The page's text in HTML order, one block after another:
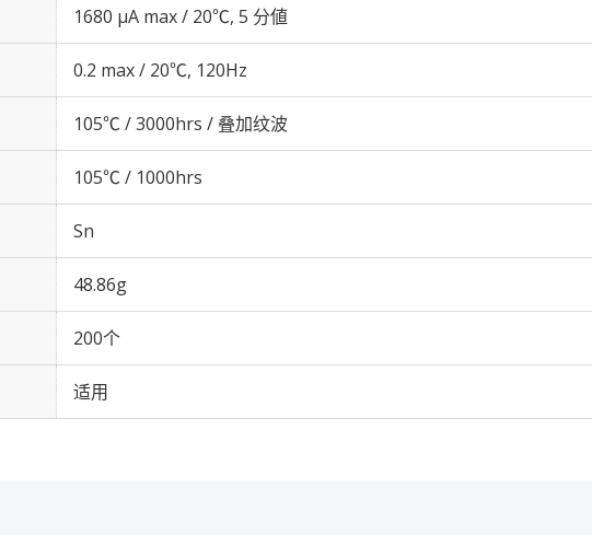
1680 μA max / 20℃, 5 分値
0.2 max / 20℃, 120Hz
105℃ / 3000hrs / 叠加纹波
105℃ / 1000hrs
Sn
48.86g
200个
适用